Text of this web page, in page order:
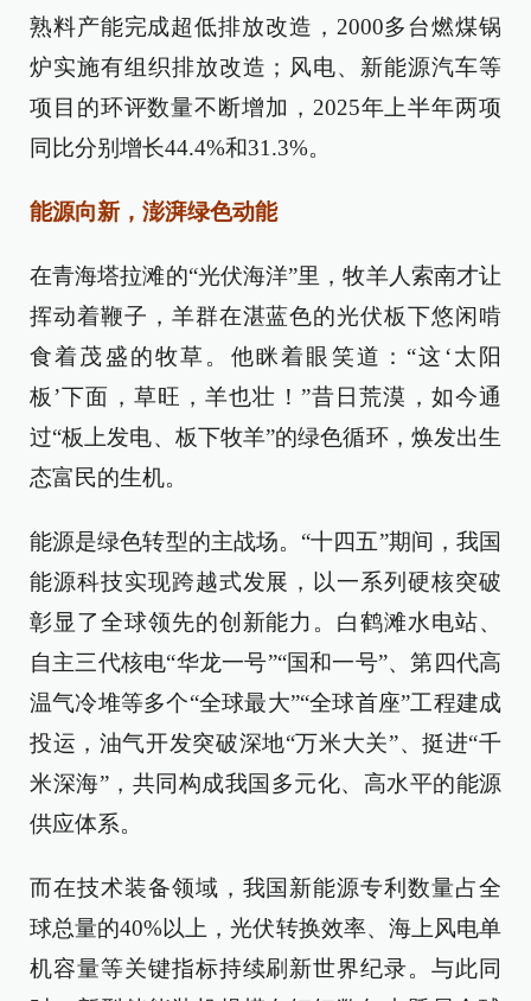
熟料产能完成超低排放改造，2000多台燃煤锅
炉实施有组织排放改造；风电、新能源汽车等
项目的环评数量不断增加，2025年上半年两项
同比分别增长44.4%和31.3%。
能源向新，澎湃绿色动能
在青海塔拉滩的“光伏海洋”里，牧羊人索南才让
挥动着鞭子，羊群在湛蓝色的光伏板下悠闲啃
食着茂盛的牧草。他眯着眼笑道：“这‘太阳
板’下面，草旺，羊也壮！”昔日荒漠，如今通
过“板上发电、板下牧羊”的绿色循环，焕发出生
态富民的生机。
能源是绿色转型的主战场。“十四五”期间，我国
能源科技实现跨越式发展，以一系列硬核突破
彰显了全球领先的创新能力。白鹤滩水电站、
自主三代核电“华龙一号”“国和一号”、第四代高
温气冷堆等多个“全球最大”“全球首座”工程建成
投运，油气开发突破深地“万米大关”、挺进“千
米深海”，共同构成我国多元化、高水平的能源
供应体系。
而在技术装备领域，我国新能源专利数量占全
球总量的40%以上，光伏转换效率、海上风电单
机容量等关键指标持续刷新世界纪录。与此同